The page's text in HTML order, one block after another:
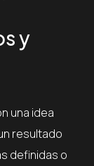
y
una idea
resultado
definidas o